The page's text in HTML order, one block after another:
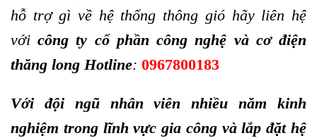
hỗ trợ gì về hệ thống thông gió hãy liên hệ
vớicông ty cổ phần công nghệ và cơ điện
thăng long Hotline: 0967800183
Với đội ngũ nhân viên nhiều năm kinh
nghiệm trong lĩnh vực gia công và lắp đặt hệ